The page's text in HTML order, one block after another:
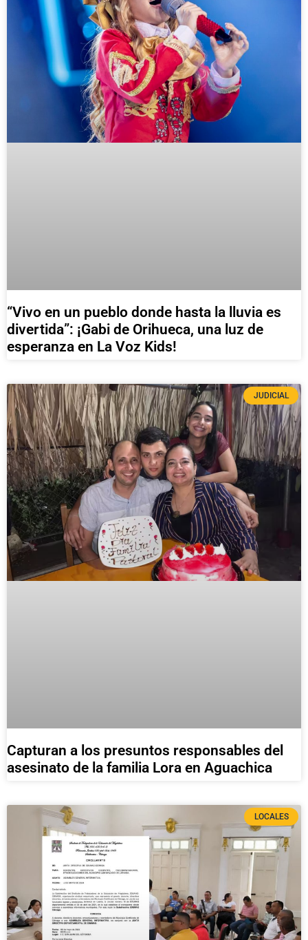
“Vivo en un pueblo donde hasta la lluvia es
divertida”: ¡Gabi de Orihueca, una luz de
esperanza en La Voz Kids!
JUDICIAL
Capturan a los presuntos responsables del
asesinato de la familia Lora en Aguachica
LOCALES